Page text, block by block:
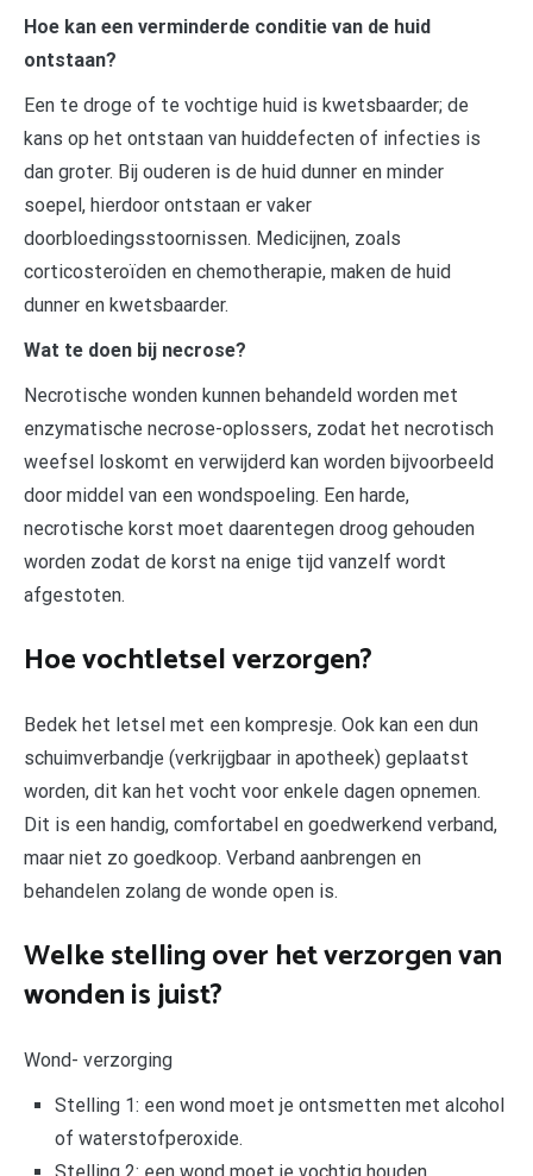
Hoe kan een verminderde conditie van de huid
ontstaan?
Een te droge of te vochtige huid is kwetsbaarder; de
kans op het ontstaan van huiddefecten of infecties is
dan groter. Bij ouderen is de huid dunner en minder
soepel, hierdoor ontstaan er vaker
doorbloedingsstoornissen. Medicijnen, zoals
corticosteroïden en chemotherapie, maken de huid
dunner en kwetsbaarder.
Wat te doen bij necrose?
Necrotische wonden kunnen behandeld worden met
enzymatische necrose-oplossers, zodat het necrotisch
weefsel loskomt en verwijderd kan worden bijvoorbeeld
door middel van een wondspoeling. Een harde,
necrotische korst moet daarentegen droog gehouden
worden zodat de korst na enige tijd vanzelf wordt
afgestoten.
Hoe vochtletsel verzorgen?
Bedek het letsel met een kompresje. Ook kan een dun
schuimverbandje (verkrijgbaar in apotheek) geplaatst
worden, dit kan het vocht voor enkele dagen opnemen.
Dit is een handig, comfortabel en goedwerkend verband,
maar niet zo goedkoop. Verband aanbrengen en
behandelen zolang de wonde open is.
Welke stelling over het verzorgen van
wonden is juist?
Wond- verzorging
Stelling 1: een wond moet je ontsmetten met alcohol
of waterstofperoxide.
Stelling 2: een wond moet je vochtig houden.